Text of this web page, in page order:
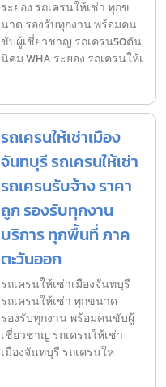
ระยอง รถเครนให้เช่า ทุกข
นาด รองรับทุกงาน พร้อมคน
ขับผู้เชี่ยวชาญ รถเครน50ตัน
นิคม WHA ระยอง รถเครนให้เ
รถเครนให้เช่าเมือง
จันทบุรี รถเครนให้เช่า
รถเครนรับจ้าง ราคา
ถูก รองรับทุกงาน
บริการ ทุกพื้นที่ ภาค
ตะวันออก
รถเครนให้เช่าเมืองจันทบุรี
รถเครนให้เช่า ทุกขนาด
รองรับทุกงาน พร้อมคนขับผู้
เชี่ยวชาญ รถเครนให้เช่า
เมืองจันทบุรี รถเครนให